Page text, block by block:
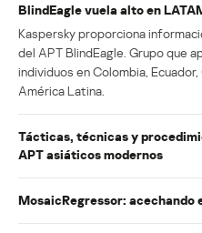
BlindEagle vuela alto en
Kaspersky proporciona
del APT BlindEagle. Grupo que
individuos en Colombia,
América Latina.
Tácticas, técnicas y
APT asiáticos modernos
MosaicRegressor: acechando